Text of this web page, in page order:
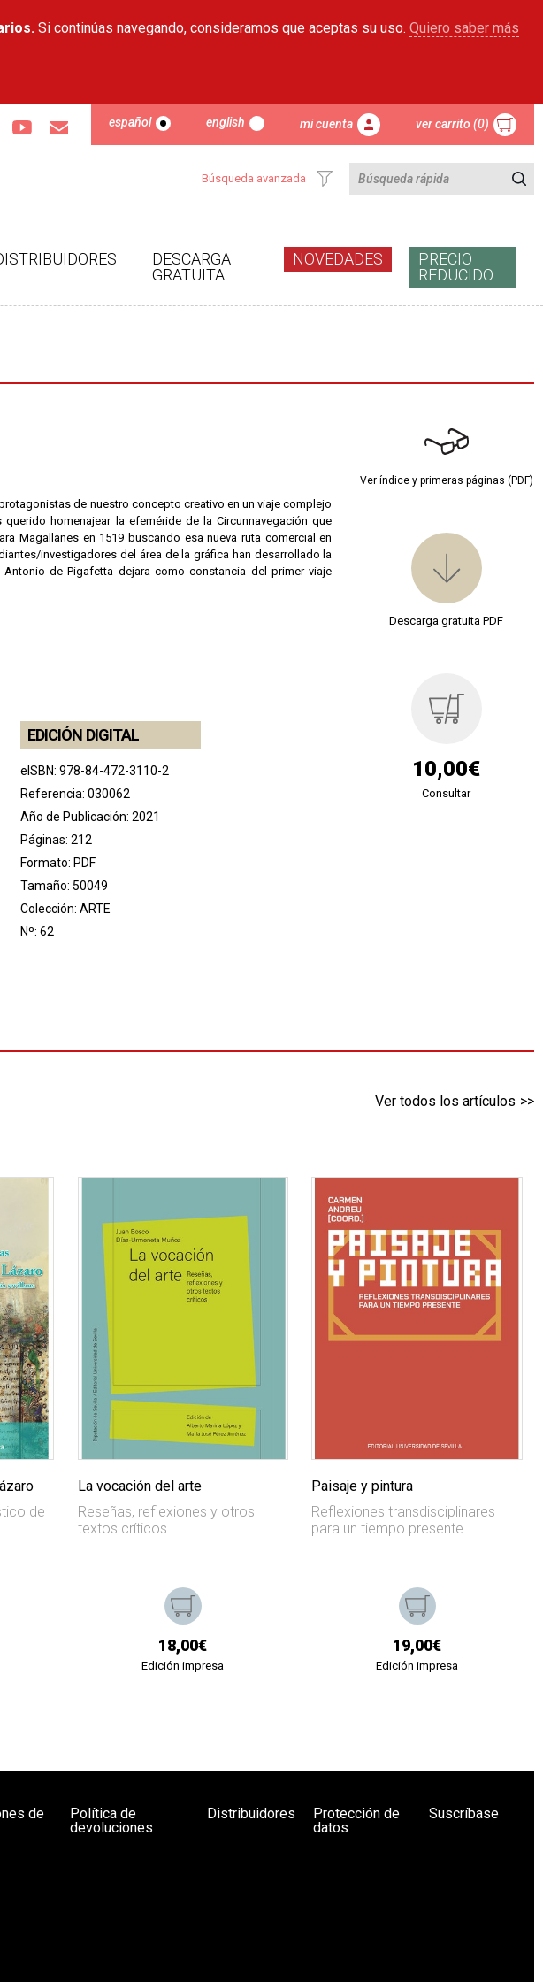
Si continúas navegando, consideramos que aceptas su uso. Quiero saber más
español english mi cuenta ver carrito (0)
Búsqueda avanzada
DESCARGA
GRATUITA
NOVEDADES
PRECIO
REDUCIDO
de nuestro concepto creativo en un viaje complejo
homenajear la efeméride de la Circunnavegación que
Magallanes en 1519 buscando esa nueva ruta comercial en
investigadores del área de la gráfica han desarrollado la
de Pigafetta dejara como constancia del primer viaje
EDICIÓN DIGITAL
eISBN: 978-84-472-3110-2
Referencia: 030062
Año de Publicación: 2021
Páginas: 212
Formato: PDF
Tamaño: 50049
Colección: ARTE
Nº: 62
Ver índice y primeras páginas (PDF)
Descarga gratuita PDF
10,00€
Consultar
Ver todos los artículos
de
La vocación del arte
Reseñas, reflexiones y otros
textos críticos
18,00€
Edición impresa
Paisaje y pintura
Reflexiones transdisciplinares
para un tiempo presente
19,00€
Edición impresa
de
Política de
devoluciones
Distribuidores
Protección de
datos
Suscríbase